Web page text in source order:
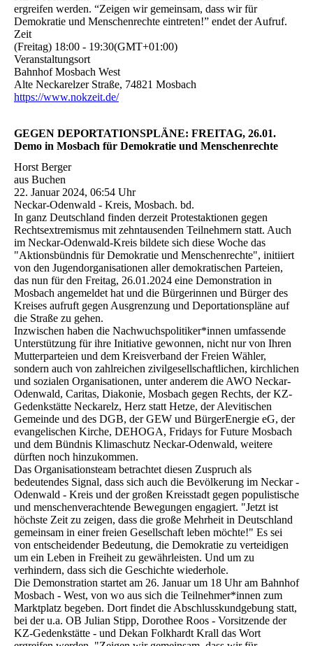
ergreifen werden. “Zeigen wir gemeinsam, dass wir für
Demokratie und Menschenrechte eintreten!” endet der Aufruf.
Zeit
(Freitag) 18:00 - 19:30(GMT+01:00)
Veranstaltungsort
Bahnhof Mosbach West
Alte Neckarelzer Straße, 74821 Mosbach
https://www.nokzeit.de/
GEGEN DEPORTATIONSPLÄNE: FREITAG, 26.01.
Demo in Mosbach für Demokratie und Menschenrechte
Horst Berger
aus Buchen
22. Januar 2024, 06:54 Uhr
Neckar-Odenwald - Kreis, Mosbach. bd.
In ganz Deutschland finden derzeit Protestaktionen gegen
Rechtsextremismus mit zehntausenden Teilnehmern statt. Auch
im Neckar-Odenwald-Kreis bildete sich diese Woche das
"Aktionsbündnis für Demokratie und Menschenrechte", initiiert
von den Jugendorganisationen aller demokratischen Parteien,
das nun für den Freitag, 26.01.2024 eine Demonstration in
Mosbach angemeldet hat und die Bürgerinnen und Bürger des
Kreises aufruft gegen Ausgrenzung und Deportationspläne auf
die Straße zu gehen.
Inzwischen haben die Nachwuchspolitiker*innen umfassende
Unterstützung für ihre Initiative gewonnen, nicht nur von Ihren
Mutterparteien und dem Kreisverband der Freien Wähler,
sondern auch von zahlreichen zivilgesellschaftlichen, kirchlichen
und sozialen Organisationen, unter anderem die AWO Neckar-
Odenwald, Caritas, Diakonie, Mosbach gegen Rechts, der KZ-
Gedenkstätte Neckarelz, Herz statt Hetze, der Alevitischen
Gemeinde und des DGB, der GEW und BürgerEnergie eG, der
evangelischen Kirche, DEHOGA, Fridays for Future Mosbach
und dem Bündnis Klimaschutz Neckar-Odenwald, weitere
dürften noch hinzukommen.
Das Organisationsteam betrachtet diesen Zuspruch als
bedeutendes Signal, dass sich auch die Bevölkerung im Neckar -
Odenwald - Kreis und der großen Kreisstadt gegen populistische
und menschenverachtende Bewegungen engagiert. "Jetzt ist
höchste Zeit zu zeigen, dass die große Mehrheit in Deutschland
gemeinsam in einer freien Gesellschaft leben möchte!" Es sei
von entscheidender Bedeutung, die Demokratie zu verteidigen
um ein Leben in Freiheit zu gewährleisten. Und um zu
verhindern, dass sich die Geschichte wiederhole.
Die Demonstration startet am 26. Januar um 18 Uhr am Bahnhof
Mosbach - West, von wo aus sich die Teilnehmer*innen zum
Marktplatz begeben. Dort findet die Abschlusskundgebung statt,
bei der u.a. OB Julian Stipp, Dorothee Roos - Vorsitzende der
KZ-Gedenkstätte - und Dekan Folkhardt Krall das Wort